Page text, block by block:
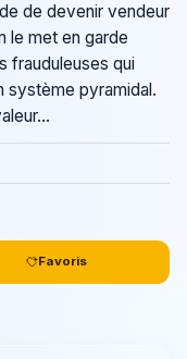
de devenir vendeur
le met en garde
frauduleuses qui
système pyramidal.
Favoris